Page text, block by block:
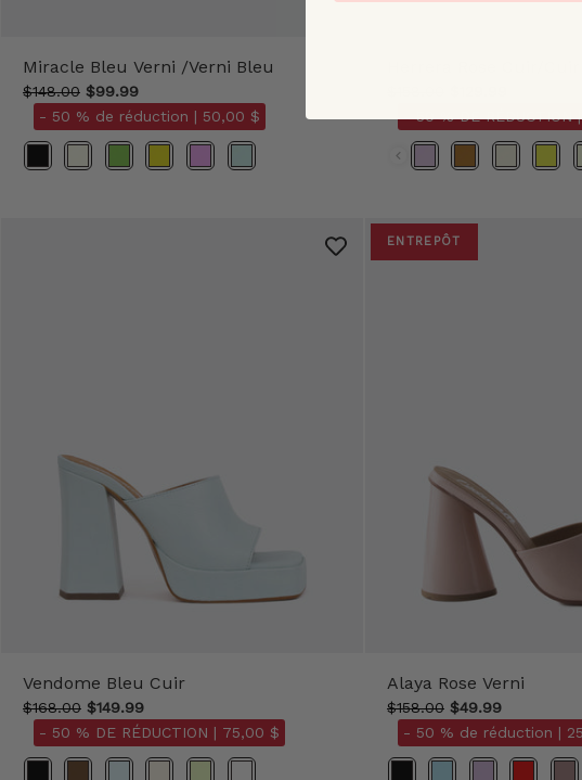
Miracle Bleu Verni /Verni Bleu
$148.00 $99.99
- 50 % de réduction | 50,00 $
Couleur
- 50 % DE RÉDUCTION |
Couleur
Vendome Bleu Cuir
$168.00 $149.99
- 50 % DE RÉDUCTION | 75,00 $
Couleur
ENTREPÔT
Alaya Rose Verni
$158.00 $49.99
- 50 % de réduction |
Couleurs